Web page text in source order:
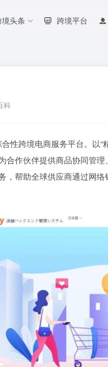
境头条 跨境平台
科
性跨境电商服务平台。以
合作伙伴提供商品协同管
，帮助全球供应商通过网